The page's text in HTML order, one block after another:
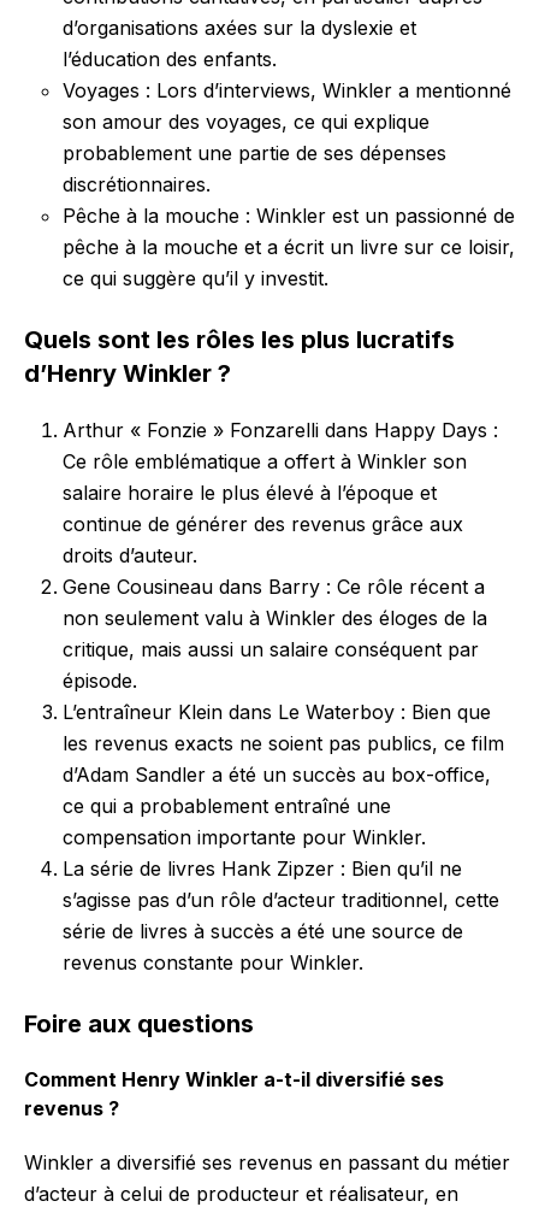
d’organisations axées sur la dyslexie et
l’éducation des enfants.
Voyages : Lors d’interviews, Winkler a mentionné
son amour des voyages, ce qui explique
probablement une partie de ses dépenses
discrétionnaires.
Pêche à la mouche : Winkler est un passionné de
pêche à la mouche et a écrit un livre sur ce loisir,
ce qui suggère qu’il y investit.
Quels sont les rôles les plus lucratifs
d’Henry Winkler ?
Arthur « Fonzie » Fonzarelli dans Happy Days :
Ce rôle emblématique a offert à Winkler son
salaire horaire le plus élevé à l’époque et
continue de générer des revenus grâce aux
droits d’auteur.
Gene Cousineau dans Barry : Ce rôle récent a
non seulement valu à Winkler des éloges de la
critique, mais aussi un salaire conséquent par
épisode.
L’entraîneur Klein dans Le Waterboy : Bien que
les revenus exacts ne soient pas publics, ce film
d’Adam Sandler a été un succès au box-office,
ce qui a probablement entraîné une
compensation importante pour Winkler.
La série de livres Hank Zipzer : Bien qu’il ne
s’agisse pas d’un rôle d’acteur traditionnel, cette
série de livres à succès a été une source de
revenus constante pour Winkler.
Foire aux questions
Comment Henry Winkler a-t-il diversifié ses
revenus ?
Winkler a diversifié ses revenus en passant du métier
d’acteur à celui de producteur et réalisateur, en